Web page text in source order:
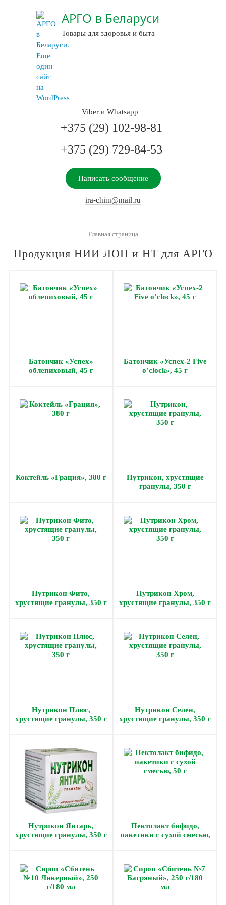
АРГО в Беларуси
Товары для здоровья и быта
Viber и Whatsapp
+375 (29) 102-98-81
+375 (29) 729-84-53
Написать сообщение
ira-chim@mail.ru
Главная страница
Продукция НИИ ЛОП и НТ для АРГО
Батончик «Успех»
облепиховый, 45 г
Батончик «Успех-2 Five
o’clock», 45 г
Коктейль «Грация», 380 г
Нутрикон, хрустящие
гранулы, 350 г
Нутрикон Фито,
хрустящие гранулы, 350 г
Нутрикон Хром,
хрустящие гранулы, 350 г
Нутрикон Плюс,
хрустящие гранулы, 350 г
Нутрикон Селен,
хрустящие гранулы, 350 г
Нутрикон Янтарь,
хрустящие гранулы, 350 г
Пектолакт бифидо,
пакетики с сухой смесью,